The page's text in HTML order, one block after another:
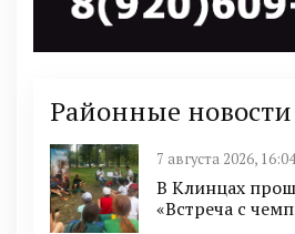
Районные новости
7 августа 2026, 16:04
В Клинцах
«Встреча с